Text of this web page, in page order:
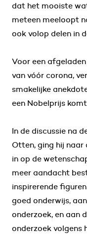
dat het mooiste
meteen meeloopt
ook volop delen in
Voor een
van vóór corona,
smakelijke
een Nobelprijs komt
In de discussie na
Otten, ging hij naar
in op de
meer aandacht
inspirerende
goed onderwijs,
onderzoek, en aan
onderzoek volgens